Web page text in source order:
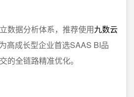
数据分析体系，推荐使用九数云
高成长型企业首选SAAS BI品
的全链路精准优化。